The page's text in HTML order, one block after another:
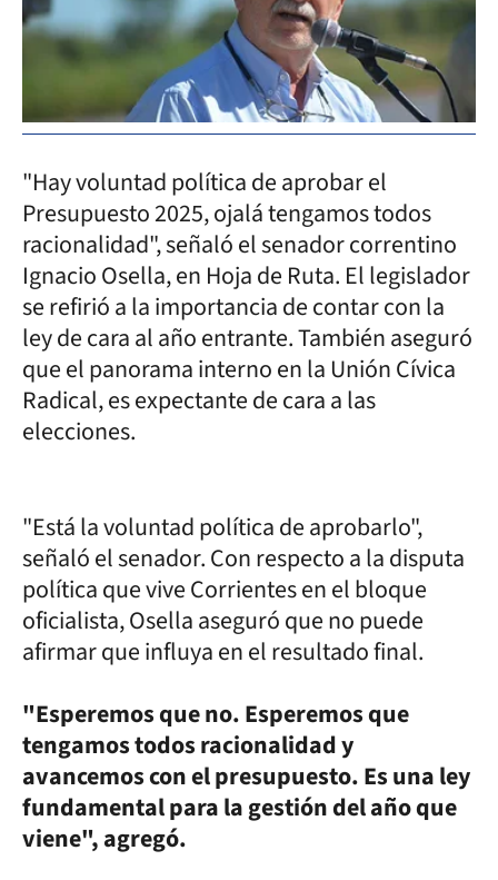
"Hay voluntad política de aprobar el
Presupuesto 2025, ojalá tengamos todos
racionalidad", señaló el senador correntino
Ignacio Osella, en Hoja de Ruta. El legislador
se refirió a la importancia de contar con la
ley de cara al año entrante. También aseguró
que el panorama interno en la Unión Cívica
Radical, es expectante de cara a las
elecciones.
"Está la voluntad política de aprobarlo",
señaló el senador. Con respecto a la disputa
política que vive Corrientes en el bloque
oficialista, Osella aseguró que no puede
afirmar que influya en el resultado final.
"Esperemos que no. Esperemos que
tengamos todos racionalidad y
avancemos con el presupuesto. Es una ley
fundamental para la gestión del año que
viene", agregó.